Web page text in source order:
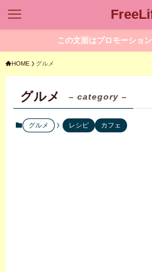
この文面はプロモーショ
HOME グルメ
グルメ – category –
グルメ レシピ カフェ